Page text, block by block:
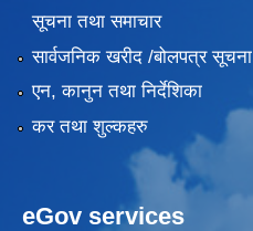
सूचना तथा समाचार
सार्वजनिक खरीद /बोलपत्र सूचना
एन, कानुन तथा निर्देशिका
कर तथा शुल्कहरु
eGov services